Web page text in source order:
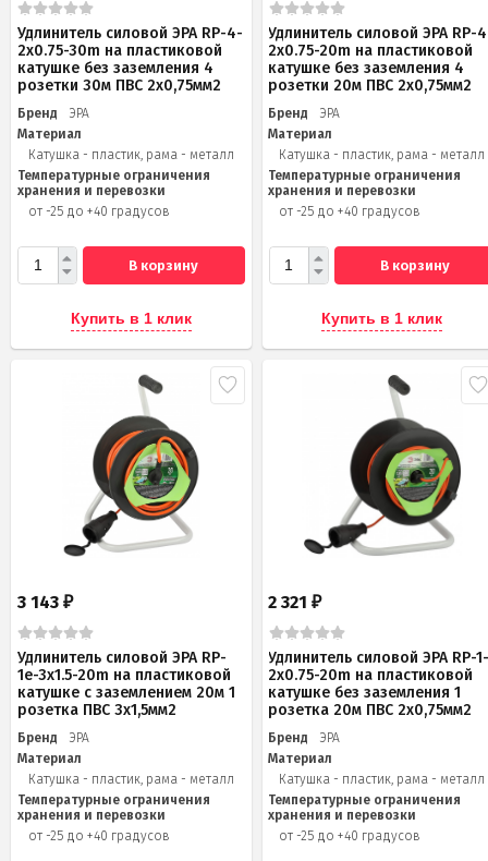
Удлинитель силовой ЭРА RP-4-
2x0.75-30m на пластиковой
катушке без заземления 4
розетки 30м ПВС 2х0,75мм2
Бренд
ЭРА
Материал
Катушка - пластик, рама - металл
Температурные ограничения
хранения и перевозки
от -25 до +40 градусов
В корзину
Купить в 1 клик
Удлинитель силовой ЭРА RP-
2x0.75-20m на пластиковой
катушке без заземления 4
розетки 20м ПВС 2х0,75мм2
Бренд
ЭРА
Материал
Катушка - пластик, рама - металл
Температурные ограничения
хранения и перевозки
от -25 до +40 градусов
В корзину
Купить в 1 клик
3 143 ₽
Удлинитель силовой ЭРА RP-
1e-3x1.5-20m на пластиковой
катушке c заземлением 20м 1
розетка ПВС 3х1,5мм2
Бренд
ЭРА
Материал
Катушка - пластик, рама - металл
Температурные ограничения
хранения и перевозки
от -25 до +40 градусов
2 321₽
Удлинитель силовой ЭРА RP-
2x0.75-20m на пластиковой
катушке без заземления 1
розетка 20м ПВС 2х0,75мм2
Бренд
ЭРА
Материал
Катушка - пластик, рама - металл
Температурные ограничения
хранения и перевозки
от -25 до +40 градусов